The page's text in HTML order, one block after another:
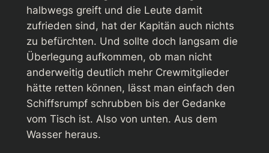
halbwegs greift und die Leute damit
zufrieden sind, hat der Kapitän auch nichts
zu befürchten. Und sollte doch langsam die
Überlegung aufkommen, ob man nicht
anderweitig deutlich mehr Crewmitglieder
hätte retten können, lässt man einfach den
Schiffsrumpf schrubben bis der Gedanke
vom Tisch ist. Also von unten. Aus dem
Wasser heraus.